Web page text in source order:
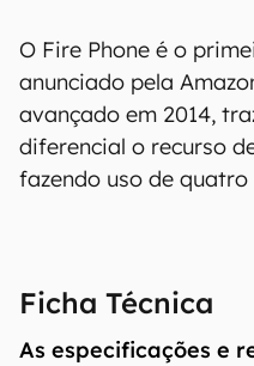
O Fire Phone é o
anunciado pela
avançado em 2014,
diferencial o recurso
fazendo uso de
Ficha Técnica
As especificações e